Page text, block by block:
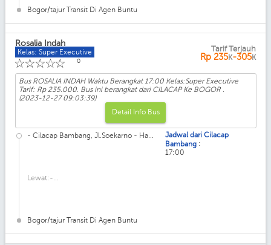
Bogor/tajur Transit Di Agen Buntu
Rosalia Indah
Kelas: Super Executive
☆
☆
☆
☆
☆ 0
Tarif Terjauh
Rp 235K-305K
Bus ROSALIA INDAH Waktu Berangkat 17:00 Kelas:Super Executive
Tarif: Rp 235.000. Bus ini berangkat dari CILACAP Ke BOGOR .
(2023-12-27 09:03:39)
Detail Info Bus
- Cilacap Bambang, Jl.Soekarno - Ha...
Lewat:-...
Bogor/tajur Transit Di Agen Buntu
Jadwal dari Cilacap
Bambang :
17:00